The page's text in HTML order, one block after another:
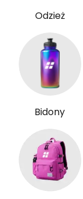
Odzież
Bidony